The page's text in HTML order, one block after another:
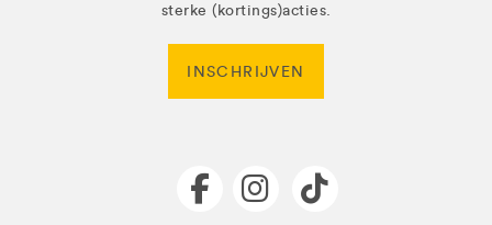
sterke (kortings)acties.
INSCHRIJVEN